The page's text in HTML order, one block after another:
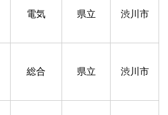
電気 県立 渋川市
総合 県立 渋川市